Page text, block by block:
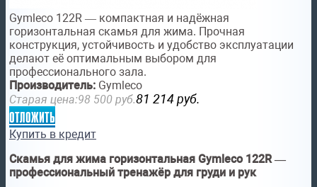
Gymleco 122R — компактная и надёжная
горизонтальная скамья для жима. Прочная
конструкция, устойчивость и удобство эксплуатации
делают её оптимальным выбором для
профессионального зала.
Производитель: Gymleco
Старая цена:98 500 руб.81 214 руб.
отложить
Купить в кредит
Скамья для жима горизонтальная Gymleco 122R —
профессиональный тренажёр для груди и рук